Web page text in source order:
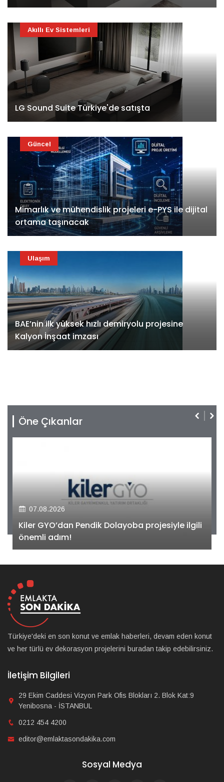
LG Sound Suite Türkiye'de satışta
Akıllı Ev Sistemleri
Mimarlık ve mühendislik projeleri e-PYS ile dijital
ortama taşınacak
Güncel
BAE’nin ilk yüksek hızlı demiryolu projesine
Kalyon İnşaat imzası
Ulaşım
Öne Çıkanlar
07.08.2026
Kiler GYO’dan Pendik Dolayoba projesiyle ilgili
önemli adım!
Türkiye'deki en son konut ve emlak haberleri, devam eden konut
ve her türlü ev dekorasyon projelerini buradan takip edebilirsiniz.
İletişim Bilgileri
29 Ekim Caddesi Vizyon Park Ofis Blokları 2. Blok Kat:9
Yenibosna - İSTANBUL
0212 454 4200
editor@emlaktasondakika.com
Sosyal Medya